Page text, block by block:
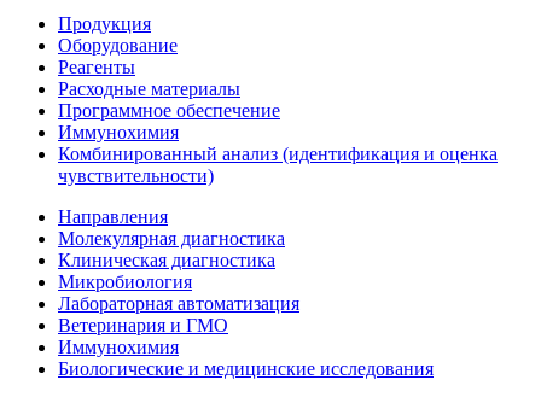
Продукция
Оборудование
Реагенты
Расходные материалы
Программное обеспечение
Иммунохимия
Комбинированный анализ (идентификация и оценка
чувствительности)
Направления
Молекулярная диагностика
Клиническая диагностика
Микробиология
Лабораторная автоматизация
Ветеринария и ГМО
Иммунохимия
Биологические и медицинские исследования